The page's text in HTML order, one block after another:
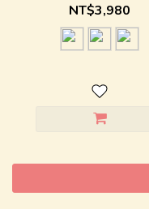
袋】
NT$3,980